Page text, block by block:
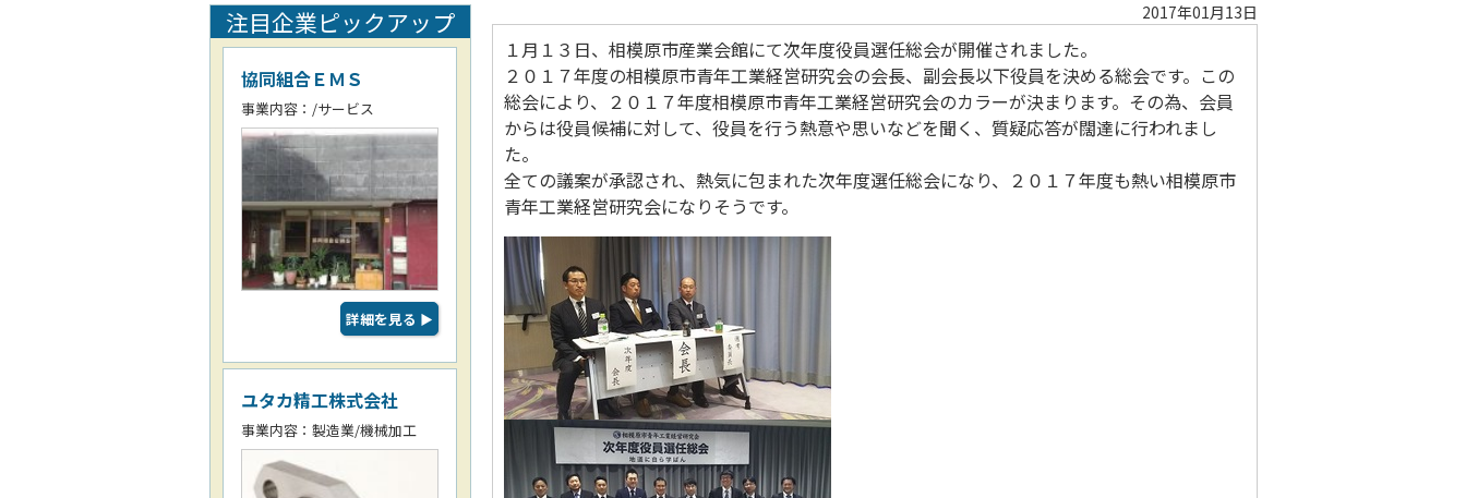
注目企業ピックアップ
協同組合ＥＭＳ
事業内容：/サービス
詳細を見る ▶
ユタカ精工株式会社
事業内容：製造業/機械加工
2017年01月13日
１月１３日、相模原市産業会館にて次年度役員選任総会が開催されました。
２０１７年度の相模原市青年工業経営研究会の会長、副会長以下役員を決める総会です。この
総会により、２０１７年度相模原市青年工業経営研究会のカラーが決まります。その為、会員
からは役員候補に対して、役員を行う熱意や思いなどを聞く、質疑応答が闊達に行われまし
た。
全ての議案が承認され、熱気に包まれた次年度選任総会になり、２０１７年度も熱い相模原市
青年工業経営研究会になりそうです。